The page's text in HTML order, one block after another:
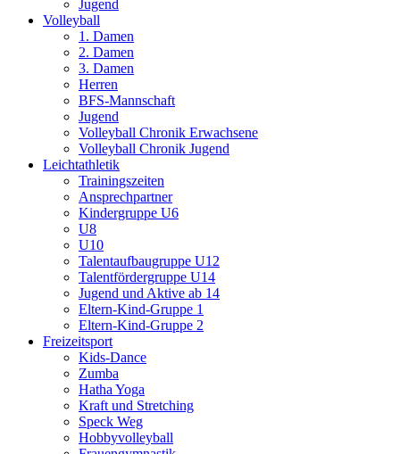
Jugend
Volleyball
1. Damen
2. Damen
3. Damen
Herren
BFS-Mannschaft
Jugend
Volleyball Chronik Erwachsene
Volleyball Chronik Jugend
Leichtathletik
Trainingszeiten
Ansprechpartner
Kindergruppe U6
U8
U10
Talentaufbaugruppe U12
Talentfördergruppe U14
Jugend und Aktive ab 14
Eltern-Kind-Gruppe 1
Eltern-Kind-Gruppe 2
Freizeitsport
Kids-Dance
Zumba
Hatha Yoga
Kraft und Stretching
Speck Weg
Hobbyvolleyball